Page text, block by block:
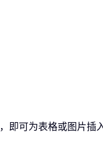
，即可为表格或图片插